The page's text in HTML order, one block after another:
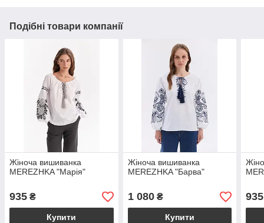
Подібні товари компанії
Жіноча вишиванка
MEREZHKA "Марія"
935 ₴
Купити
Жіноча вишиванка
MEREZHKA "Барва"
1 080₴
Купити
935